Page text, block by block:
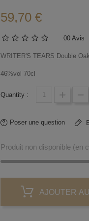
59,70 €
00 Avis
WRITER'S TEARS Double Oak
46%vol 70cl
Quantity :
Poser une question
Produit non disponible (en
AJOUTER